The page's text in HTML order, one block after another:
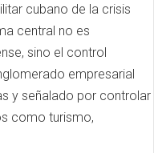
cubano de la crisis
central no es
sino el control
empresarial
y señalado por controlar
como turismo,